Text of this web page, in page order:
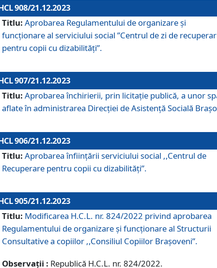
908/21.12.2023
Titlu: Aprobarea Regulamentului de organizare şi
funcţionare al serviciului social ”Centrul de zi de
pentru copii cu dizabilități”.
907/21.12.2023
Titlu: Aprobarea închirierii, prin licitație publică, a unor
aflate în administrarea Direcției de Asistență Socială
906/21.12.2023
Titlu: Aprobarea înființării serviciului social ,,Centrul de
Recuperare pentru copii cu dizabilități”.
905/21.12.2023
Titlu: Modificarea H.C.L. nr. 824/2022 privind aprobarea
Regulamentului de organizare şi funcţionare al Structurii
Consultative a copiilor ,,Consiliul Copiilor Braşoveni”.
Observații : Republică H.C.L. nr. 824/2022.